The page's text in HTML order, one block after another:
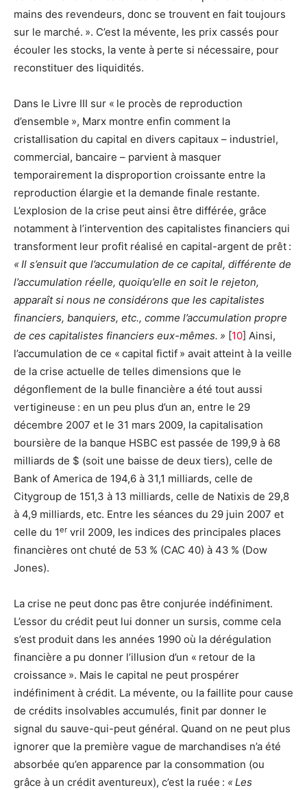
mains des revendeurs, donc se trouvent en fait toujours
sur le marché. ». C’est la mévente, les prix cassés pour
écouler les stocks, la vente à perte si nécessaire, pour
reconstituer des liquidités.
Dans le Livre III sur « le procès de reproduction
d’ensemble », Marx montre enfin comment la
cristallisation du capital en divers capitaux – industriel,
commercial, bancaire – parvient à masquer
temporairement la disproportion croissante entre la
reproduction élargie et la demande finale restante.
L’explosion de la crise peut ainsi être différée, grâce
notamment à l’intervention des capitalistes financiers qui
transforment leur profit réalisé en capital-argent de prêt :
« Il s’ensuit que l’accumulation de ce capital, différente de
l’accumulation réelle, quoiqu’elle en soit le rejeton,
apparaît si nous ne considérons que les capitalistes
financiers, banquiers, etc., comme l’accumulation propre
de ces capitalistes financiers eux-mêmes. » [10] Ainsi,
l’accumulation de ce « capital fictif » avait atteint à la veille
de la crise actuelle de telles dimensions que le
dégonflement de la bulle financière a été tout aussi
vertigineuse : en un peu plus d’un an, entre le 29
décembre 2007 et le 31 mars 2009, la capitalisation
boursière de la banque HSBC est passée de 199,9 à 68
milliards de $ (soit une baisse de deux tiers), celle de
Bank of America de 194,6 à 31,1 milliards, celle de
Citygroup de 151,3 à 13 milliards, celle de Natixis de 29,8
à 4,9 milliards, etc. Entre les séances du 29 juin 2007 et
celle du 1er vril 2009, les indices des principales places
financières ont chuté de 53 % (CAC 40) à 43 % (Dow
Jones).
La crise ne peut donc pas être conjurée indéfiniment.
L’essor du crédit peut lui donner un sursis, comme cela
s’est produit dans les années 1990 où la dérégulation
financière a pu donner l’illusion d’un « retour de la
croissance ». Mais le capital ne peut prospérer
indéfiniment à crédit. La mévente, ou la faillite pour cause
de crédits insolvables accumulés, finit par donner le
signal du sauve-qui-peut général. Quand on ne peut plus
ignorer que la première vague de marchandises n’a été
absorbée qu’en apparence par la consommation (ou
grâce à un crédit aventureux), c’est la ruée : « Les